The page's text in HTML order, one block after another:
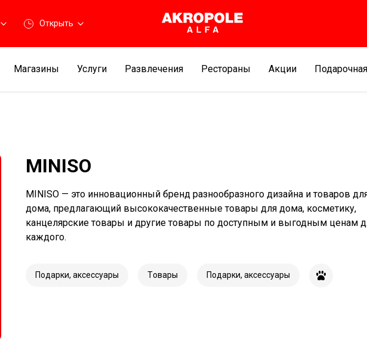
Открыть
Магазины Услуги Развлечения Рестораны Aкции
MINISO
MINISO — это инновационный бренд разнообразного дизайна и товаров
дома, предлагающий высококачественные товары для дома, косметику,
канцелярские товары и другие товары по доступным и выгодным ценам
каждого.
Подарки, аксессуары Tовары Подарки, аксессуары